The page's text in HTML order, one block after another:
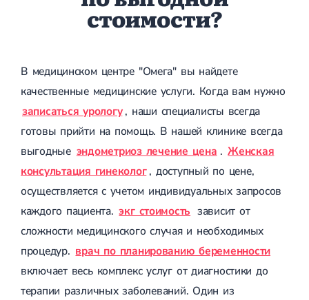
стоимости?
В медицинском центре "Омега" вы найдете
качественные медицинские услуги. Когда вам нужно
записаться урологу , наши специалисты всегда
готовы прийти на помощь. В нашей клинике всегда
выгодные эндометриоз лечение цена . Женская
консультация гинеколог , доступный по цене,
осуществляется с учетом индивидуальных запросов
каждого пациента. экг стоимость зависит от
сложности медицинского случая и необходимых
процедур. врач по планированию беременности
включает весь комплекс услуг от диагностики до
терапии различных заболеваний. Один из